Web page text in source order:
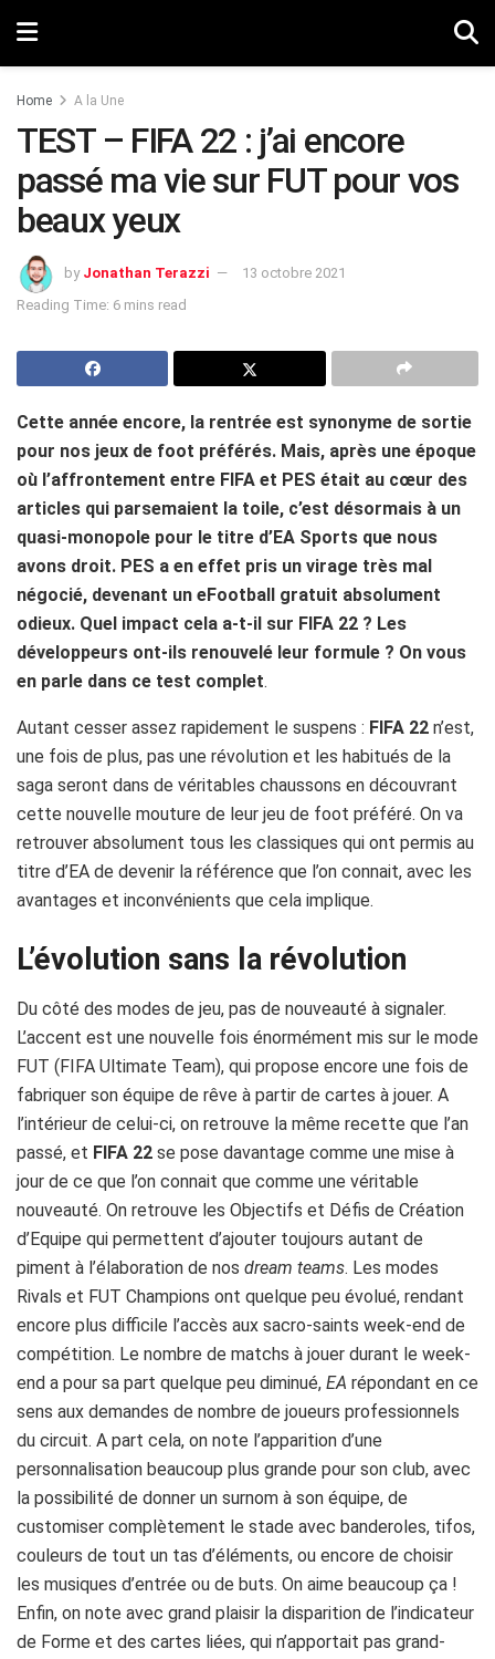
Home A la Une
TEST – FIFA 22 : j’ai encore
passé ma vie sur FUT pour vos
beaux yeux
by Jonathan Terazzi
13 octobre 2021
Reading Time: 6 mins read
Cette année encore, la rentrée est synonyme de sortie
pour nos jeux de foot préférés. Mais, après une époque
où l’affrontement entre FIFA et PES était au cœur des
articles qui parsemaient la toile, c’est désormais à un
quasi-monopole pour le titre d’EA Sports que nous
avons droit. PES a en effet pris un virage très mal
négocié, devenant un eFootball gratuit absolument
odieux. Quel impact cela a-t-il sur FIFA 22 ? Les
développeurs ont-ils renouvelé leur formule ? On vous
en parle dans ce test complet.
Autant cesser assez rapidement le suspens : FIFA 22 n’est,
une fois de plus, pas une révolution et les habitués de la
saga seront dans de véritables chaussons en découvrant
cette nouvelle mouture de leur jeu de foot préféré. On va
retrouver absolument tous les classiques qui ont permis au
titre d’EA de devenir la référence que l’on connait, avec les
avantages et inconvénients que cela implique.
L’évolution sans la révolution
Du côté des modes de jeu, pas de nouveauté à signaler.
L’accent est une nouvelle fois énormément mis sur le mode
FUT (FIFA Ultimate Team), qui propose encore une fois de
fabriquer son équipe de rêve à partir de cartes à jouer. A
l’intérieur de celui-ci, on retrouve la même recette que l’an
passé, et FIFA 22 se pose davantage comme une mise à
jour de ce que l’on connait que comme une véritable
nouveauté. On retrouve les Objectifs et Défis de Création
d’Equipe qui permettent d’ajouter toujours autant de
piment à l’élaboration de nos dream teams. Les modes
Rivals et FUT Champions ont quelque peu évolué, rendant
encore plus difficile l’accès aux sacro-saints week-end de
compétition. Le nombre de matchs à jouer durant le week-
end a pour sa part quelque peu diminué, EA répondant en ce
sens aux demandes de nombre de joueurs professionnels
du circuit. A part cela, on note l’apparition d’une
personnalisation beaucoup plus grande pour son club, avec
la possibilité de donner un surnom à son équipe, de
customiser complètement le stade avec banderoles, tifos,
couleurs de tout un tas d’éléments, ou encore de choisir
les musiques d’entrée ou de buts. On aime beaucoup ça !
Enfin, on note avec grand plaisir la disparition de l’indicateur
de Forme et des cartes liées, qui n’apportait pas grand-